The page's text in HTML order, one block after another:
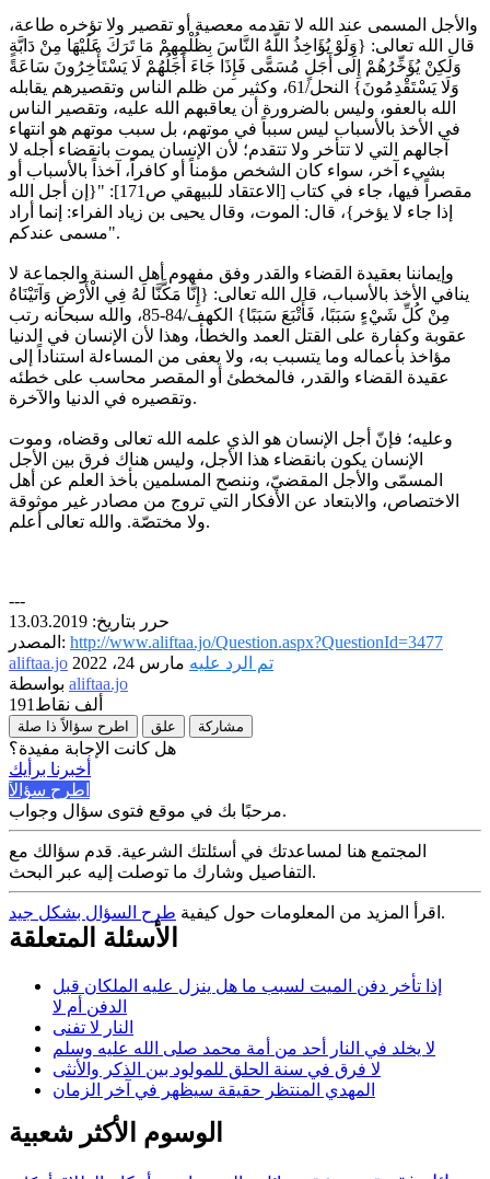
والأجل المسمى عند الله لا تقدمه معصية أو تقصير ولا تؤخره طاعة،
قال الله تعالى: {وَلَوْ يُؤَاخِذُ اللَّهُ النَّاسَ بِظُلْمِهِمْ مَا تَرَكَ عَلَيْهَا مِنْ دَابَّةٍ
وَلَكِنْ يُؤَخِّرُهُمْ إِلَى أَجَلٍ مُسَمًّى فَإِذَا جَاءَ أَجَلُهُمْ لَا يَسْتَأْخِرُونَ سَاعَةً
وَلَا يَسْتَقْدِمُونَ} النحل/61، وكثير من ظلم الناس وتقصيرهم يقابله
الله بالعفو، وليس بالضرورة أن يعاقبهم الله عليه، وتقصير الناس
في الأخذ بالأسباب ليس سبباً في موتهم، بل سبب موتهم هو انتهاء
آجالهم التي لا تتأخر ولا تتقدم؛ لأن الإنسان يموت بانقضاء أجله لا
بشيء آخر، سواء كان الشخص مؤمناً أو كافراً، آخذاً بالأسباب أو
مقصراً فيها، جاء في كتاب [الاعتقاد للبيهقي ص171]: "{إن أجل الله
إذا جاء لا يؤخر}، قال: الموت، وقال يحيى بن زياد الفراء: إنما أراد
مسمى عندكم".
وإيماننا بعقيدة القضاء والقدر وفق مفهوم أهل السنة والجماعة لا
ينافي الأخذ بالأسباب، قال الله تعالى: {إِنَّا مَكَّنَّا لَهُ فِي الْأَرْضِ وَآتَيْنَاهُ
مِنْ كُلِّ شَيْءٍ سَبَبًا، فَأَتْبَعَ سَبَبًا} الكهف/84-85، والله سبحانه رتب
عقوبة وكفارة على القتل العمد والخطأ، وهذا لأن الإنسان في الدنيا
مؤاخذ بأعماله وما يتسبب به، ولا يعفى من المساءلة استناداً إلى
عقيدة القضاء والقدر، فالمخطئ أو المقصر محاسب على خطئه
وتقصيره في الدنيا والآخرة.
وعليه؛ فإنّ أجل الإنسان هو الذي علمه الله تعالى وقضاه، وموت
الإنسان يكون بانقضاء هذا الأجل، وليس هناك فرق بين الأجل
المسمّى والأجل المقضيّ، وننصح المسلمين بأخذ العلم عن أهل
الاختصاص، والابتعاد عن الأفكار التي تروج من مصادر غير موثوقة
ولا مختصّة. والله تعالى أعلم.
---
حرر بتاريخ: 13.03.2019
المصدر: http://www.aliftaa.jo/Question.aspx?QuestionId=3477
aliftaa.jo
تم الرد عليه مارس 24، 2022
aliftaa.jo
191ألف نقاط
اطرح سؤالاً ذا صلة علق مشاركة
هل كانت الإجابة مفيدة؟
أخبرنا برأيك
اطرح سؤالاً
مرحبًا بك في موقع فتوى سؤال وجواب.
المجتمع هنا لمساعدتك في أسئلتك الشرعية. قدم سؤالك مع
التفاصيل وشارك ما توصلت إليه عبر البحث.
اقرأ المزيد من المعلومات حول كيفية طرح السؤال بشكل جيد .
الأسئلة المتعلقة
إذا تأخر دفن الميت لسبب ما هل ينزل عليه الملكان قبل
الدفن أم لا
النار لا تفنى
لا يخلد في النار أحد من أمة محمد صلى الله عليه وسلم
لا فرق في سنة الحلق للمولود بين الذكر والأنثى
المهدي المنتظر حقيقة سيظهر في آخر الزمان
الوسوم الأكثر شعبية